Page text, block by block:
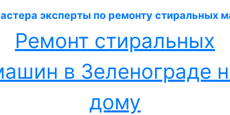
к
Ремонт стиральных
в Зеленограде
дому